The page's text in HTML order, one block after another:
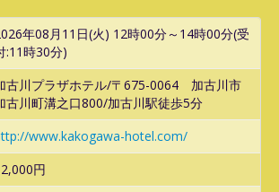
年08月11日(火) 12時00分～14時00分(受
:11時30分)
古川プラザホテル/〒675-0064 加古川市
古川町溝之口800/加古川駅徒歩5分
www.kakogawa-hotel.com/
円